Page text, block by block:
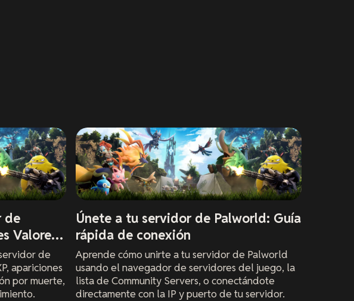
de
Valores
de
apariciones
por muerte,
Únete a tu servidor de Palworld: Guía
rápida de conexión
Aprende cómo unirte a tu servidor de Palworld
usando el navegador de servidores del juego, la
lista de Community Servers, o conectándote
directamente con la IP y puerto de tu servidor.